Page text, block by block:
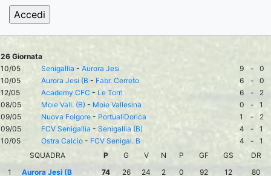
26 Giornata
10/05
Senigallia - Aurora Jesi 9 -
0
10/05
Aurora Jesi (B - Fabr. Cerreto 6 -
0
12/05
Academy CFC - Le Torri 6 -
2
08/05
Moie Vall. (B) - Moie Vallesina 0 -
1
09/05
Nuova Folgore - PortualiDorica 1 -
2
09/05
FCV Senigallia - Senigallia (B) 4 -
1
10/05
Ostra Calcio - FCV Senigal. B 4 -
1
SQUADRA
P G V N P GF GS
DR
1
Aurora Jesi (B 74 26 24 2 0 92 12 80